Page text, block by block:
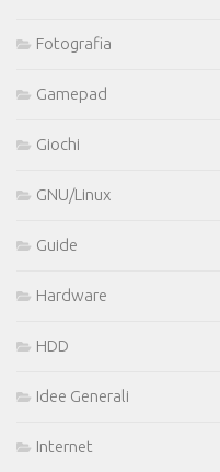
Fotografia
Gamepad
Giochi
GNU/Linux
Guide
Hardware
HDD
Idee Generali
Internet